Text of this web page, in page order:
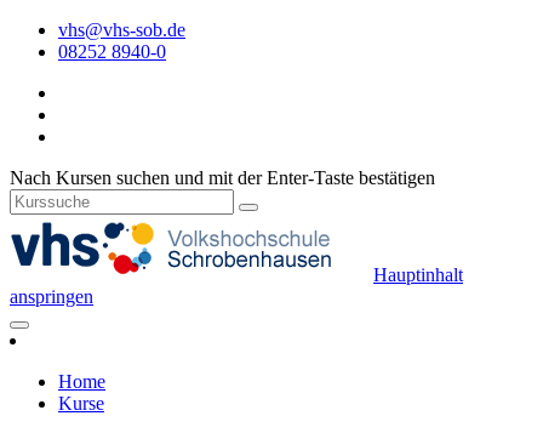
vhs@vhs-sob.de
08252 8940-0
Nach Kursen suchen und mit der Enter-Taste bestätigen
Hauptinhalt
anspringen
Home
Kurse